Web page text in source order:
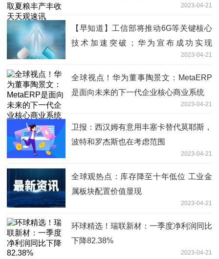
2023-04-21
【早知道】工信部将推动6G等关键核心
技术加速突破；华为宣布成功实现
2023-04-21
全球视点！华为董事陶景文：MetaERP
是面向未来的下一代企业核心商业系统
2023-04-21
卫报：西汉姆有意用丰塞卡替代莫耶斯，
波特和罗杰斯也在考虑范围
2023-04-21
全球观热点：库存降至十年低位 工业金
属板块配置价值显现
2023-04-21
环球精选！瑞联新材：一季度净利润同比
下降82.38%
2023-04-21